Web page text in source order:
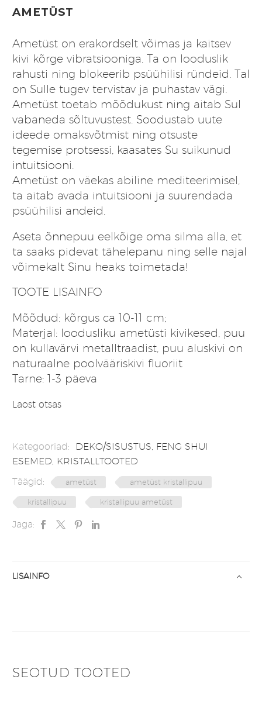
AMETÜST
Ametüst on erakordselt võimas ja kaitsev
kivi kõrge vibratsiooniga. Ta on looduslik
rahusti ning blokeerib psüühilisi ründeid. Tal
on Sulle tugev tervistav ja puhastav vägi.
Ametüst toetab mõõdukust ning aitab Sul
vabaneda sõltuvustest. Soodustab uute
ideede omaksvõtmist ning otsuste
tegemise protsessi, kaasates Su suikunud
intuitsiooni.
Ametüst on väekas abiline mediteerimisel,
ta aitab avada intuitsiooni ja suurendada
psüühilisi andeid.
Aseta õnnepuu eelkõige oma silma alla, et
ta saaks pidevat tähelepanu ning selle najal
võimekalt Sinu heaks toimetada!
TOOTE LISAINFO
Mõõdud: kõrgus ca 10-11 cm;
Materjal: loodusliku ametüsti kivikesed, puu
on kullavärvi metalltraadist, puu aluskivi on
naturaalne poolvääriskivi fluoriit
Tarne: 1-3 päeva
Laost otsas
Kategooriad: DEKO/SISUSTUS, FENG SHUI
ESEMED, KRISTALLTOOTED
Täägid:
ametüst ametüst kristallipuu
kristallipuu kristallipuu ametüst
Jaga:
LISAINFO
SEOTUD TOOTED